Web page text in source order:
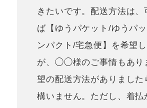
きたいです。配送方法は、
ば【ゆうパケット/ゆうパ
ンパクト/宅急便】を希望
が、◯◯様のご事情もあり
望の配送方法がありました
構いません。ただし、着払